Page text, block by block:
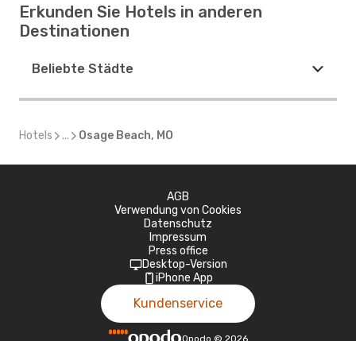
Erkunden Sie Hotels in anderen
Destinationen
Beliebte Städte
Hotels ... Osage Beach, MO
AGB
Verwendung von Cookies
Datenschutz
Impressum
Press office
Desktop-Version
iPhone App
Kundenservice
Opodo © 2026